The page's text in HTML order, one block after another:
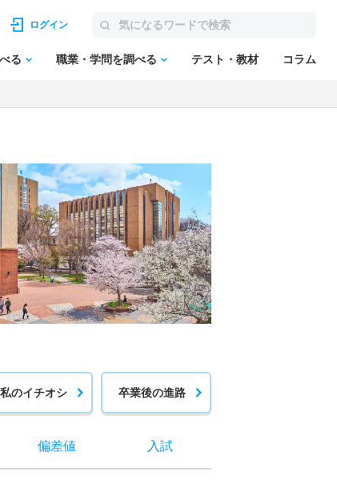
ログイン
る 職業・学問を調べる テスト・教材 コラム
私のイチオシ 卒業後の進路
偏差値 入試